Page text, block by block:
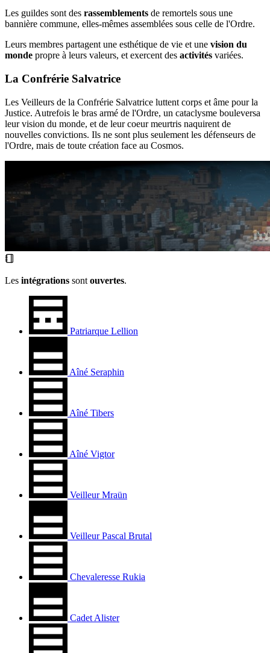
Les guildes sont des rassemblements de remortels sous une
bannière commune, elles-mêmes assemblées sous celle de l'Ordre.
Leurs membres partagent une esthétique de vie et une vision du
monde propre à leurs valeurs, et exercent des activités variées.
La Confrérie Salvatrice
Les Veilleurs de la Confrérie Salvatrice luttent corps et âme pour la
Justice. Autrefois le bras armé de l'Ordre, un cataclysme bouleversa
leur vision du monde, et de leur coeur meurtris naquirent de
nouvelles convictions. Ils ne sont plus seulement les défenseurs de
l'Ordre, mais de toute création face au Cosmos.
Les intégrations sont ouvertes.
Patriarque Lellion
Aîné Seraphin
Aîné Tibers
Aîné Vigtor
Veilleur Mraün
Veilleur Pascal Brutal
Chevaleresse Rukia
Cadet Alister